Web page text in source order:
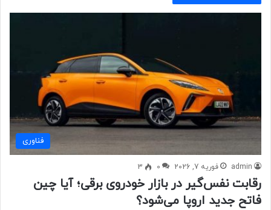
فناوری
admin فوریه 7, 2026 0
3
رقابت نفس‌گیر در بازار خودروی برقی؛ آیا چین
فاتح جدید اروپا می‌شود؟